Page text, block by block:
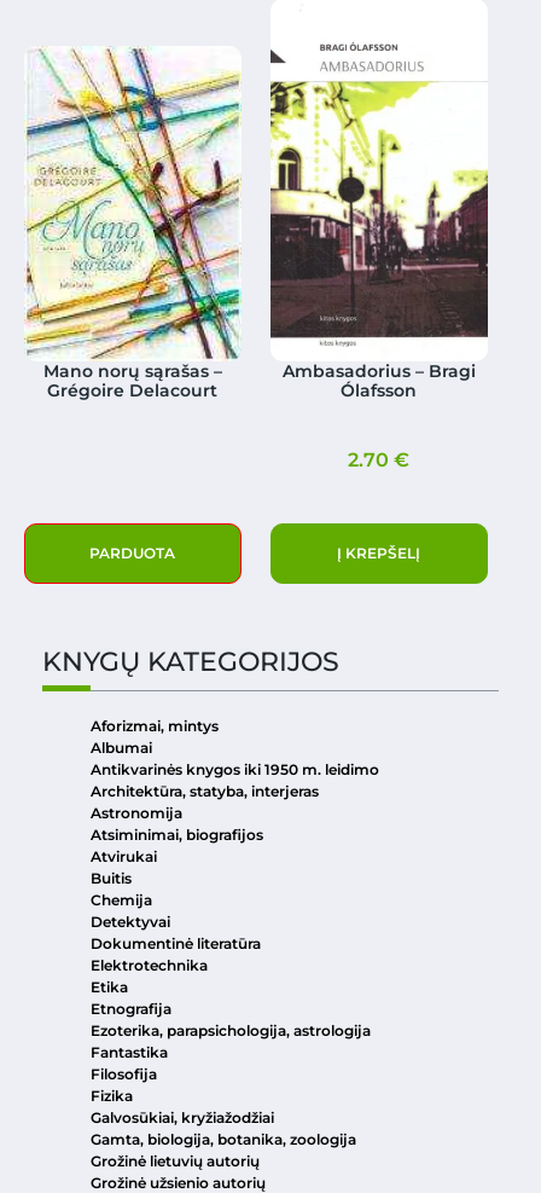
Mano norų sąrašas –
Grégoire Delacourt
PARDUOTA
Ambasadorius – Bragi
Ólafsson
2.70€
Į KREPŠELĮ
KNYGŲ KATEGORIJOS
Aforizmai, mintys
Albumai
Antikvarinės knygos iki 1950 m. leidimo
Architektūra, statyba, interjeras
Astronomija
Atsiminimai, biografijos
Atvirukai
Buitis
Chemija
Detektyvai
Dokumentinė literatūra
Elektrotechnika
Etika
Etnografija
Ezoterika, parapsichologija, astrologija
Fantastika
Filosofija
Fizika
Galvosūkiai, kryžiažodžiai
Gamta, biologija, botanika, zoologija
Grožinė lietuvių autorių
Grožinė užsienio autorių